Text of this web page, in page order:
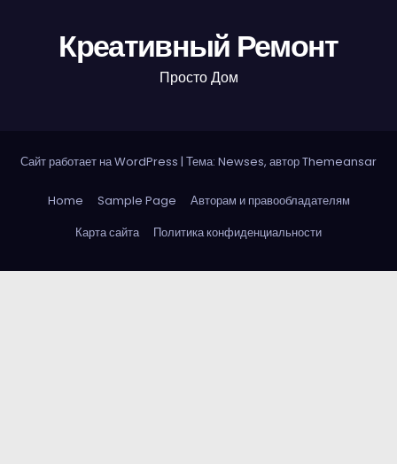
Креативный Ремонт
Просто Дом
Сайт работает на WordPress | Тема: Newses, авторThemeansar
Home Sample Page
Авторам и правообладателям
Карта сайта
Политика конфиденциальности